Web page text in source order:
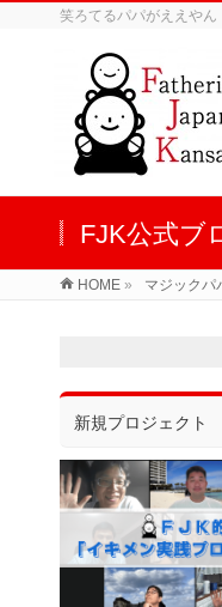
笑ろてるパパがええや
FJK公式ブ
HOME » マジックパ
新規プロジェクト